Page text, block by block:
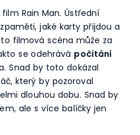
Rain Man. Ústřední
jaké karty přijdou a
filmová scéna může za
se odehrává počítání
Snad by toto dokázal
který by pozoroval
dlouhou dobu. Snad by
ale s více balíčky jen